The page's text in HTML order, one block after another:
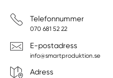
Telefonnummer
070 681 52 22
E-postadress
info@smartproduktion.se
Adress